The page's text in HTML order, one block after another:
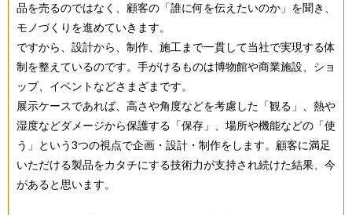
品を売るのではなく、顧客の「誰に何を伝えたいのか」を聞き、
モノづくりを進めていきます。
ですから、設計から、制作、施工まで一貫して当社で実現する体
制を整えているのです。手がけるものは博物館や商業施設、ショ
ップ、イベントなどさまざまです。
展示ケースであれば、高さや角度などを考慮した「観る」、熱や
湿度などダメージから保護する「保存」、場所や機能などの「使
う」という3つの視点で企画・設計・制作をします。顧客に満足
いただける製品をカタチにする技術力が支持され続けた結果、今
があると思います。